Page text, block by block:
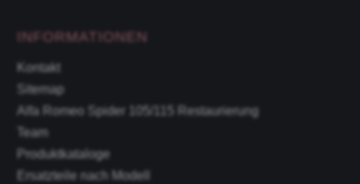
INFORMATIONEN
Kontakt
Sitemap
Alfa Romeo Spider 105/115 Restaurierung
Team
Produktkataloge
Ersatzteile nach Modell